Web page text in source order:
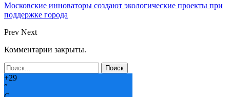
Московские инноваторы создают экологические проекты при
поддержке города
Prev Next
Комментарии закрыты.
+29
°